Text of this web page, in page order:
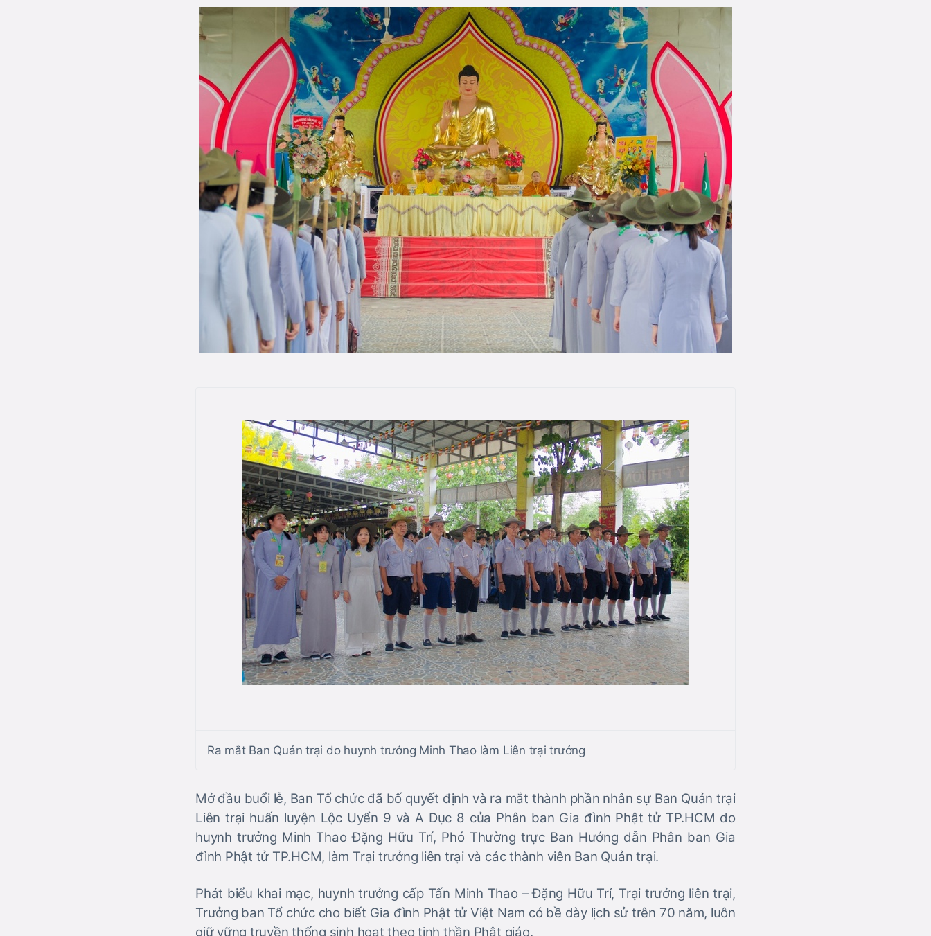
Ra mắt Ban Quản trại do huynh trưởng Minh Thao làm Liên trại trưởng
Mở đầu buổi lễ, Ban Tổ chức đã bố quyết định và ra mắt thành phần nhân sự Ban Quản trại
Liên trại huấn luyện Lộc Uyển 9 và A Dục 8 của Phân ban Gia đình Phật tử TP.HCM do
huynh trưởng Minh Thao Đặng Hữu Trí, Phó Thường trực Ban Hướng dẫn Phân ban Gia
đình Phật tử TP.HCM, làm Trại trưởng liên trại và các thành viên Ban Quản trại.
Phát biểu khai mạc, huynh trưởng cấp Tấn Minh Thao – Đặng Hữu Trí, Trại trưởng liên trại,
Trưởng ban Tổ chức cho biết Gia đình Phật tử Việt Nam có bề dày lịch sử trên 70 năm, luôn
giữ vững truyền thống sinh hoạt theo tinh thần Phật giáo.